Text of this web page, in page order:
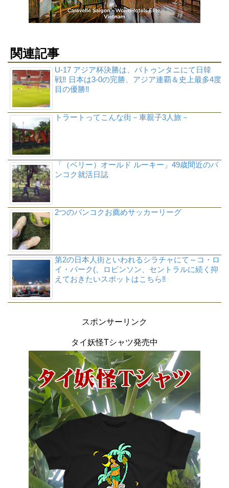
関連記事
U-17 アジア杯決勝は、パトゥンタニにて日韓
戦‼ 日本は3-0の完勝、アジア連覇＆史上最多4度
目の優勝‼
トラートってこんな街－車親子3人旅－
「（ベリー）オールド ルーキー」49歳間近のバ
ンコク就活日誌
2つのバンコクお薦めサッカーリーグ
第2の日本人街といわれるシラチャにて～コ・ロ
イ・パーク(、ロビンソン、セントラルに続く抑
えておきたいスポットはこちら‼
スポンサーリンク
タイ妖怪Tシャツ発売中